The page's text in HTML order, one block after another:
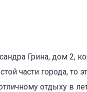
Грина, дом 2,
части города, то
отдыху